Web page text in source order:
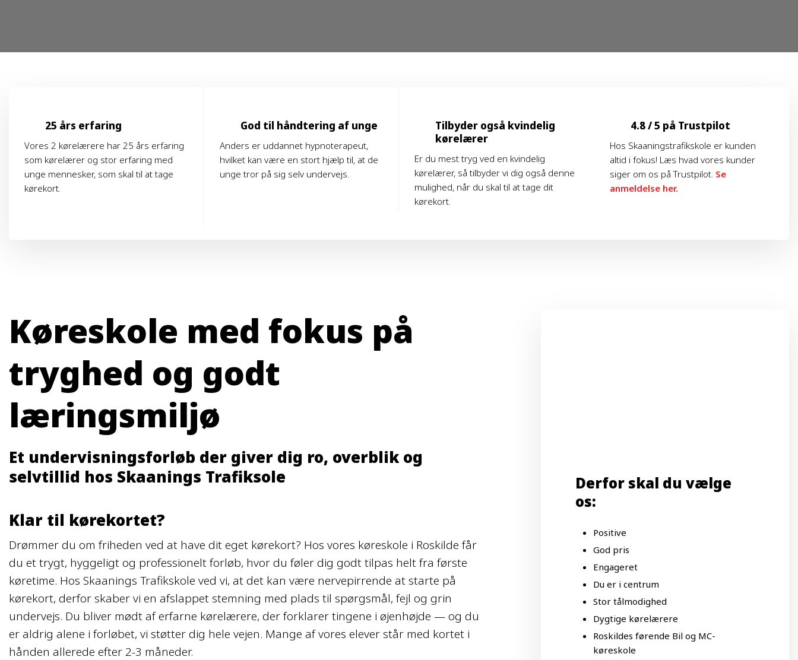
25 års erfaring
Vores 2 kørelærere har 25 års erfaring
som kørelærer og stor erfaring med
unge mennesker, som skal til at tage
kørekort.
God til håndtering af unge
Anders er uddannet hypnoterapeut,
hvilket kan være en stort hjælp til, at de
unge tror på sig selv undervejs.
Tilbyder også kvindelig
kørelærer
Er du mest tryg ved en kvindelig
kørelærer, så tilbyder vi dig også denne
mulighed, når du skal til at tage dit
kørekort.
4.8 / 5 på Trustpilot
Hos Skaaningstrafikskole er kunden
altid i fokus! Læs hvad vores kunder
siger om os på Trustpilot. Se
anmeldelse her.
Køreskole med fokus på
tryghed og godt
læringsmiljø
Et undervisningsforløb der giver dig ro, overblik og
selvtillid hos Skaanings Trafiksole
Klar til kørekortet?
Drømmer du om friheden ved at have dit eget kørekort? Hos vores køreskole i Roskilde får
du et trygt, hyggeligt og professionelt forløb, hvor du føler dig godt tilpas helt fra første
køretime. Hos Skaanings Trafikskole ved vi, at det kan være nervepirrende at starte på
kørekort, derfor skaber vi en afslappet stemning med plads til spørgsmål, fejl og grin
undervejs. Du bliver mødt af erfarne kørelærere, der forklarer tingene i øjenhøjde — og du
er aldrig alene i forløbet, vi støtter dig hele vejen. Mange af vores elever står med kortet i
hånden allerede efter 2-3 måneder.
Derfor skal du vælge
os:
Positive
God pris
Engageret
Du er i centrum
Stor tålmodighed
Dygtige kørelærere
Roskildes førende Bil og MC-
køreskole